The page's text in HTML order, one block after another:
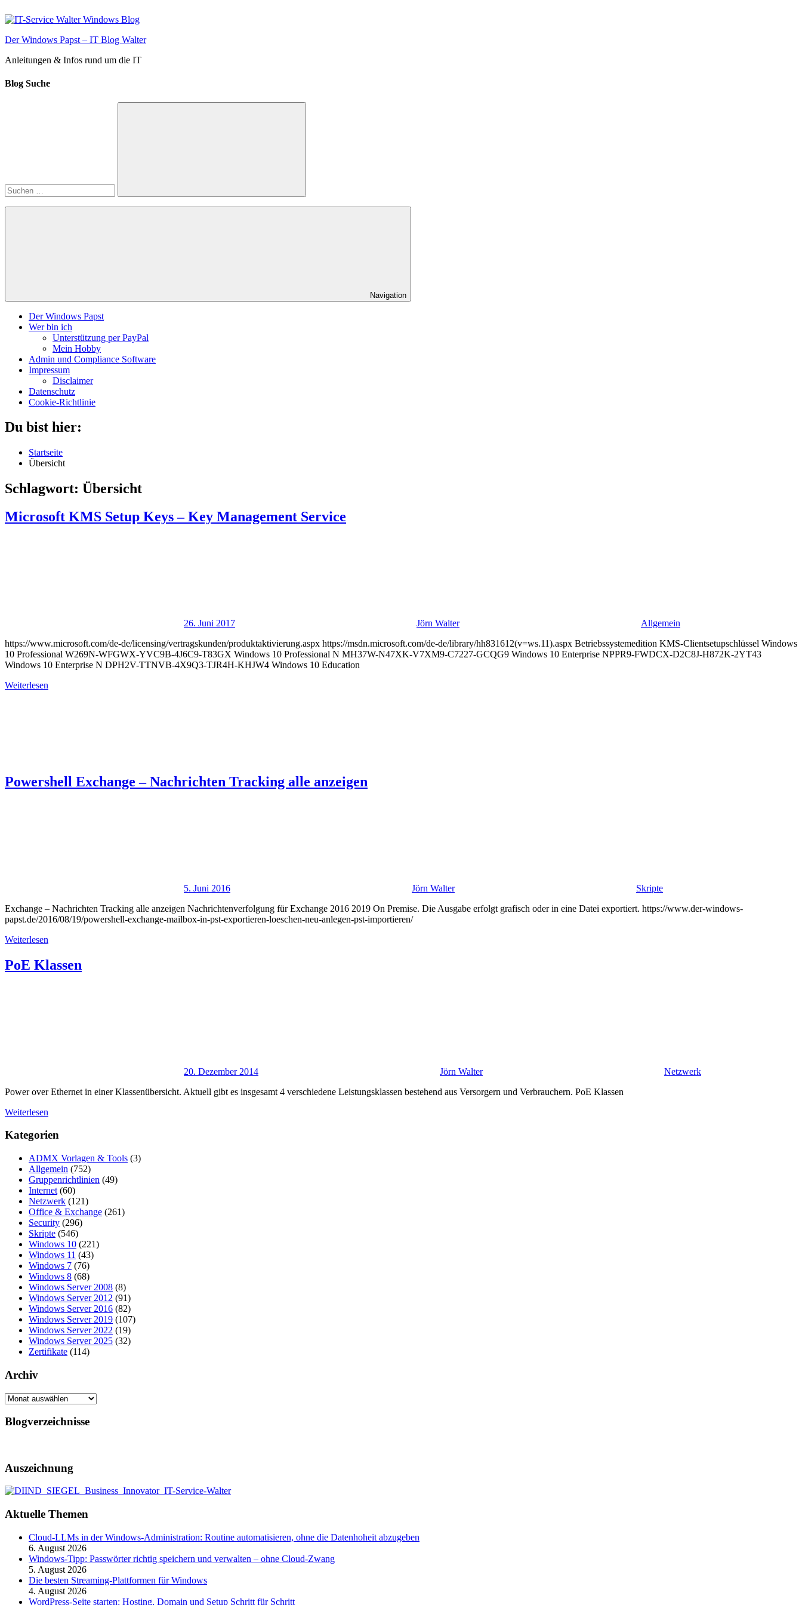
Inhalt
Der Windows Papst – IT Blog Walter
Anleitungen & Infos rund um die IT
Blog Suche
Suchen
Navigation
Der Windows Papst
Wer bin ich
Unterstützung per PayPal
Mein Hobby
Admin und Compliance Software
Impressum
Disclaimer
Datenschutz
Cookie-Richtlinie
Du bist hier:
Startseite
Übersicht
Schlagwort: Übersicht
Microsoft KMS Setup Keys – Key Management Service
26. Juni 2017 Jörn Walter
Allgemein
https://www.microsoft.com/de-de/licensing/vertragskunden/produktaktivierung.aspx https://msdn.microsoft.com/de-de/library/hh831612(v=ws.11).aspx Betriebssystemedition KMS-Clientsetupschlüssel Windows
10 Professional W269N-WFGWX-YVC9B-4J6C9-T83GX Windows 10 Professional N MH37W-N47XK-V7XM9-C7227-GCQG9 Windows 10 Enterprise NPPR9-FWDCX-D2C8J-H872K-2YT43
Windows 10 Enterprise N DPH2V-TTNVB-4X9Q3-TJR4H-KHJW4 Windows 10 Education
Weiterlesen
Powershell Exchange – Nachrichten Tracking alle anzeigen
5. Juni 2016 Jörn Walter
Skripte
Exchange – Nachrichten Tracking alle anzeigen Nachrichtenverfolgung für Exchange 2016 2019 On Premise. Die Ausgabe erfolgt grafisch oder in eine Datei exportiert. https://www.der-windows-
papst.de/2016/08/19/powershell-exchange-mailbox-in-pst-exportieren-loeschen-neu-anlegen-pst-importieren/
Weiterlesen
PoE Klassen
20. Dezember 2014 Jörn Walter
Netzwerk
Power over Ethernet in einer Klassenübersicht. Aktuell gibt es insgesamt 4 verschiedene Leistungsklassen bestehend aus Versorgern und Verbrauchern. PoE Klassen
Weiterlesen
Kategorien
ADMX Vorlagen & Tools (3)
Allgemein (752)
Gruppenrichtlinien (49)
Internet (60)
Netzwerk (121)
Office & Exchange (261)
Security (296)
Skripte (546)
Windows 10 (221)
Windows 11 (43)
Windows 7 (76)
Windows 8 (68)
Windows Server 2008 (8)
Windows Server 2012 (91)
Windows Server 2016 (82)
Windows Server 2019 (107)
Windows Server 2022 (19)
Windows Server 2025 (32)
Zertifikate (114)
Archiv
Archiv
Blogverzeichnisse
Auszeichnung
Aktuelle Themen
Cloud-LLMs in der Windows-Administration: Routine automatisieren, ohne die Datenhoheit abzugeben
6. August 2026
Windows-Tipp: Passwörter richtig speichern und verwalten – ohne Cloud-Zwang
5. August 2026
Die besten Streaming-Plattformen für Windows
4. August 2026
WordPress-Seite starten: Hosting, Domain und Setup Schritt für Schritt